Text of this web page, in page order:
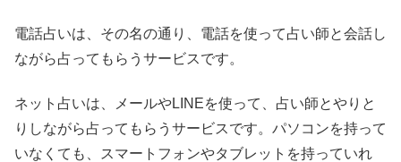
電話占いは、その名の通り、電話を使って占い師と会話し
ながら占ってもらうサービスです。
ネット占いは、メールやLINEを使って、占い師とやりと
りしながら占ってもらうサービスです。パソコンを持って
いなくても、スマートフォンやタブレットを持っていれ